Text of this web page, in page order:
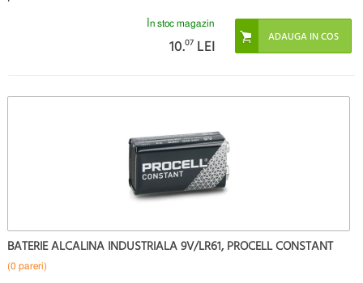
În stoc magazin
10.07 LEI
BATERIE ALCALINA INDUSTRIALA 9V/LR61, PROCELL CONSTANT
(0 pareri)